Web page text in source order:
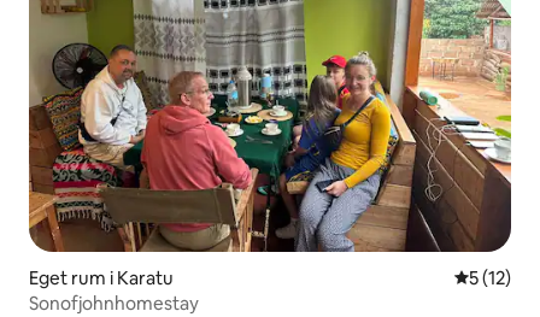
Eget rum i Karatu 5 av 5 i
5 (12)
Sonofjohnhomestay